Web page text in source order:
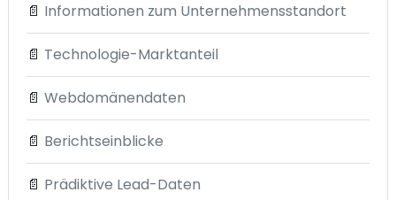
📄 Informationen zum Unternehmensstandort
📄 Technologie-Marktanteil
📄 Webdomänendaten
📄 Berichtseinblicke
📄 Prädiktive Lead-Daten